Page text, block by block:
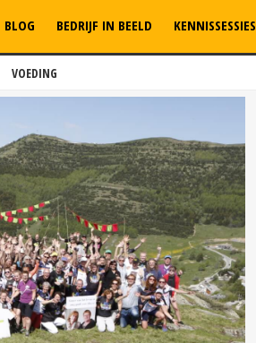
VOEDING
BLOG BEDRIJF IN BEELD KENNISSESSIES